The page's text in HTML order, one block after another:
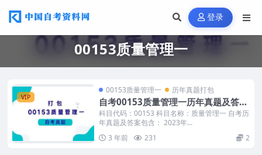
登录
00153质量管理一
VIP
00153质量管理一 历年真题打包
自考00153质量管理一历年真题及答案
打包
科目代码：00153 科目名称：质量管理一 自考历
年真题及答案包含： 2023年...
3 年前
231 2